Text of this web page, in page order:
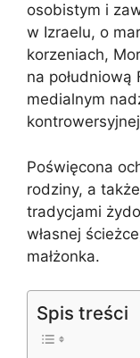
osobistym i
w Izraelu, o
korzeniach,
na
medialnym
Poświęcona
rodziny, a
tradycjami
własnej
małżonka.
Spis treści